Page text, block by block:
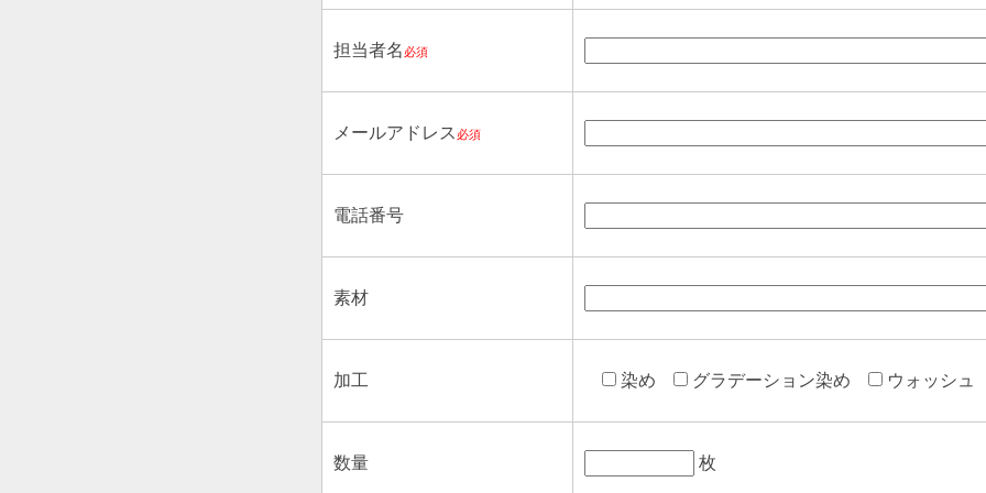
担当者名 必須
メールアドレス 必須
電話番号
素材
加工 染め グラデーション染め ウォッシュ
数量 枚